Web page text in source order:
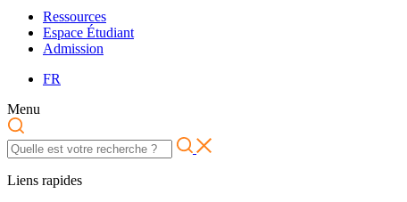
Ressources
Espace Étudiant
Admission
FR
Menu
Liens rapides